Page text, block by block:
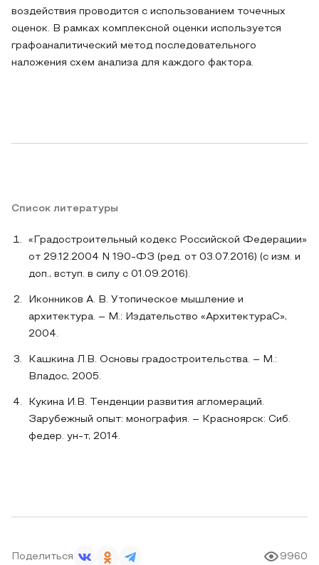
воздействия проводится с использованием точечных
оценок. В рамках комплексной оценки используется
графоаналитический метод последовательного
наложения схем анализа для каждого фактора.
Список литературы
«Градостроительный кодекс Российской Федерации»
от 29.12.2004 N 190-ФЗ (ред. от 03.07.2016) (с изм. и
доп., вступ. в силу с 01.09.2016).
Иконников А. В. Утопическое мышление и
архитектура. – М.: Издательство «АрхитектураС»,
2004.
Кашкина Л.В. Основы градостроительства. – М.:
Владос, 2005.
Кукина И.В. Тенденции развития агломераций.
Зарубежный опыт: монография. – Красноярск: Сиб.
федер. ун-т, 2014.
Поделиться 9960